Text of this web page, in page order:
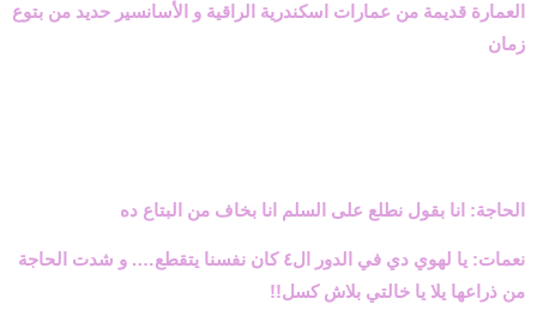
العمارة قديمة من عمارات اسكندرية الراقية و الأسانسير حديد من بتوع
زمان
الحاجة: انا بقول نطلع على السلم انا بخاف من البتاع ده
نعمات: يا لهوي دي في الدور ال٤ كان نفسنا يتقطع…. و شدت الحاجة
من ذراعها يلا يا خالتي بلاش كسل!!